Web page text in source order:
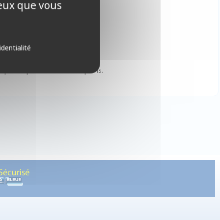
de joueurs.
les promos des champions.
que vous